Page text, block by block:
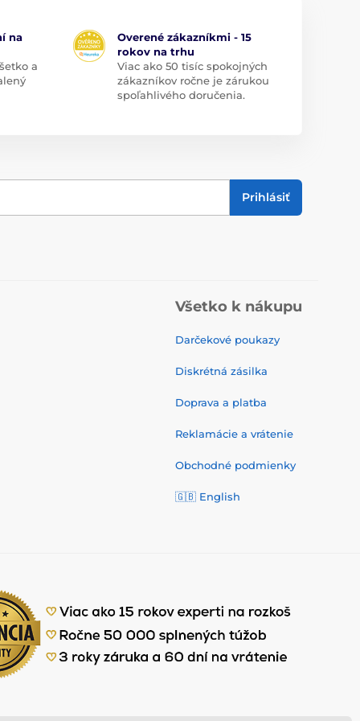
na
a
Overené zákazníkmi - 15
rokov na trhu
Viac ako 50 tisíc spokojných
zákazníkov ročne je zárukou
spoľahlivého doručenia.
Prihlásiť
Všetko k nákupu
Darčekové poukazy
Diskrétná zásilka
Doprava a platba
Reklamácie a vrátenie
Obchodné podmienky
🇬🇧 English